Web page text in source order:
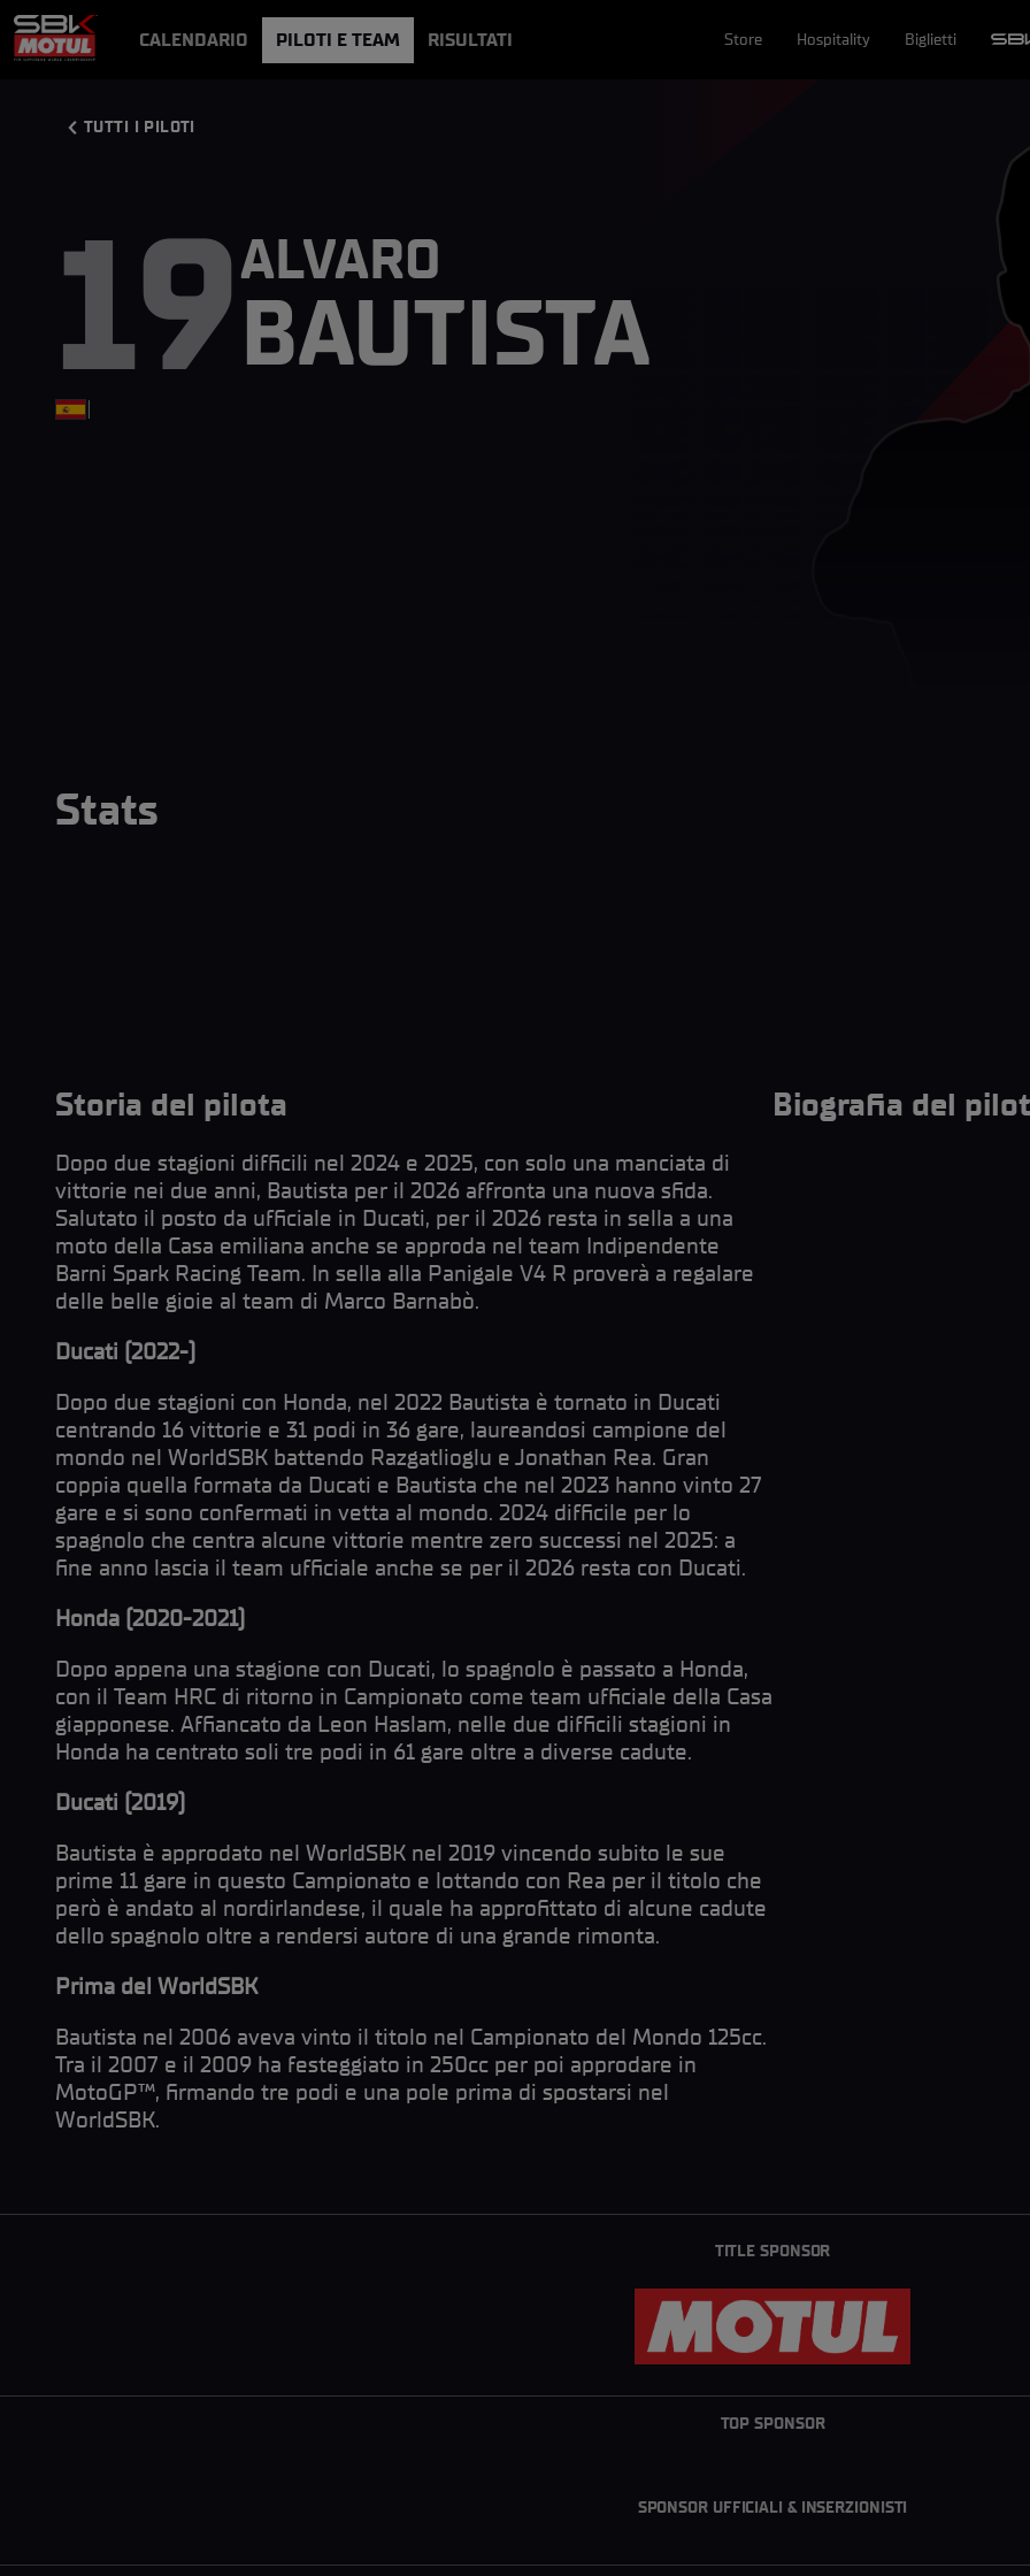
CALENDARIO PILOTI E TEAM RISULTATI Store Hospitality Biglietti
TUTTI I PILOTI
19ALVARO
BAUTISTA
Stats
Biografia del
Storia del pilota
Dopo due stagioni difficili nel 2024 e 2025, con solo una manciata di
vittorie nei due anni, Bautista per il 2026 affronta una nuova sfida.
Salutato il posto da ufficiale in Ducati, per il 2026 resta in sella a una
moto della Casa emiliana anche se approda nel team Indipendente
Barni Spark Racing Team. In sella alla Panigale V4 R proverà a regalare
delle belle gioie al team di Marco Barnabò.
Ducati (2022-)
Dopo due stagioni con Honda, nel 2022 Bautista è tornato in Ducati
centrando 16 vittorie e 31 podi in 36 gare, laureandosi campione del
mondo nel WorldSBK battendo Razgatlioglu e Jonathan Rea. Gran
coppia quella formata da Ducati e Bautista che nel 2023 hanno vinto 27
gare e si sono confermati in vetta al mondo. 2024 difficile per lo
spagnolo che centra alcune vittorie mentre zero successi nel 2025: a
fine anno lascia il team ufficiale anche se per il 2026 resta con Ducati.
Honda (2020-2021)
Dopo appena una stagione con Ducati, lo spagnolo è passato a Honda,
con il Team HRC di ritorno in Campionato come team ufficiale della Casa
giapponese. Affiancato da Leon Haslam, nelle due difficili stagioni in
Honda ha centrato soli tre podi in 61 gare oltre a diverse cadute.
Ducati (2019)
Bautista è approdato nel WorldSBK nel 2019 vincendo subito le sue
prime 11 gare in questo Campionato e lottando con Rea per il titolo che
però è andato al nordirlandese, il quale ha approfittato di alcune cadute
dello spagnolo oltre a rendersi autore di una grande rimonta.
Prima del WorldSBK
Bautista nel 2006 aveva vinto il titolo nel Campionato del Mondo 125cc.
Tra il 2007 e il 2009 ha festeggiato in 250cc per poi approdare in
MotoGP™, firmando tre podi e una pole prima di spostarsi nel
WorldSBK.
TITLE SPONSOR
TOP SPONSOR
SPONSOR UFFICIALI & INSERZIONISTI